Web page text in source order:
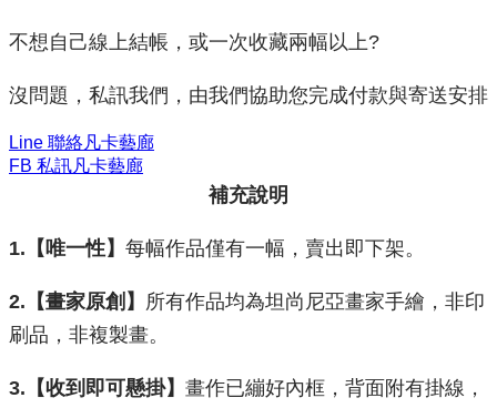
不想自己線上結帳，或一次收藏兩幅以上?
沒問題，私訊我們，由我們協助您完成付款與寄送安排
Line 聯絡凡卡藝廊
FB 私訊凡卡藝廊
補充說明
1.【唯一性】 每幅作品僅有一幅，賣出即下架。
2.【畫家原創】 所有作品均為坦尚尼亞畫家手繪，非印
刷品，非複製畫。
3.【收到即可懸掛】 畫作已繃好內框，背面附有掛線，